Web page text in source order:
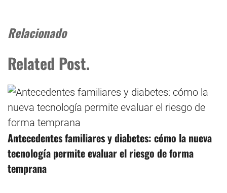
Relacionado
Related Post.
Antecedentes familiares y diabetes: cómo la nueva
tecnología permite evaluar el riesgo de forma
temprana